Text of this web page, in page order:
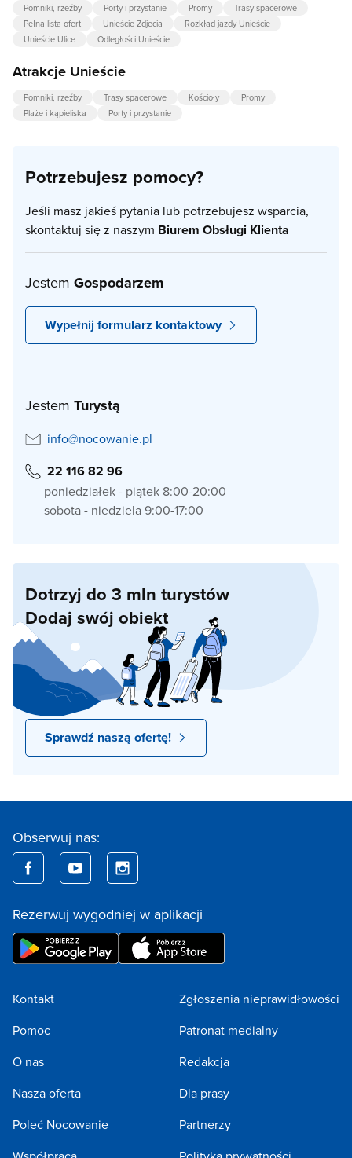
Pomniki, rzeźby
Porty i przystanie Promy
Trasy spacerowe
Pełna lista ofert
Unieście Zdjecia
Rozkład jazdy Unieście
Unieście Ulice
Odległości Unieście
Atrakcje Unieście
Pomniki, rzeźby Trasy spacerowe Kościoły
Promy
Plaże i kąpieliska
Porty i przystanie
Potrzebujesz pomocy?
Jeśli masz jakieś pytania lub potrzebujesz wsparcia,
skontaktuj się z naszym Biurem Obsługi Klienta
Jestem Gospodarzem
Wypełnij formularz kontaktowy
Jestem Turystą
info@nocowanie.pl
22 116 82 96
poniedziałek - piątek 8:00-20:00
sobota - niedziela 9:00-17:00
Dotrzyj do 3 mln turystów
Dodaj swój obiekt
Sprawdź naszą ofertę!
Obserwuj nas:
Rezerwuj wygodniej w aplikacji
Kontakt
Pomoc
O nas
Nasza oferta
Poleć Nocowanie
Zgłoszenia nieprawidłowości
Patronat medialny
Redakcja
Dla prasy
Partnerzy